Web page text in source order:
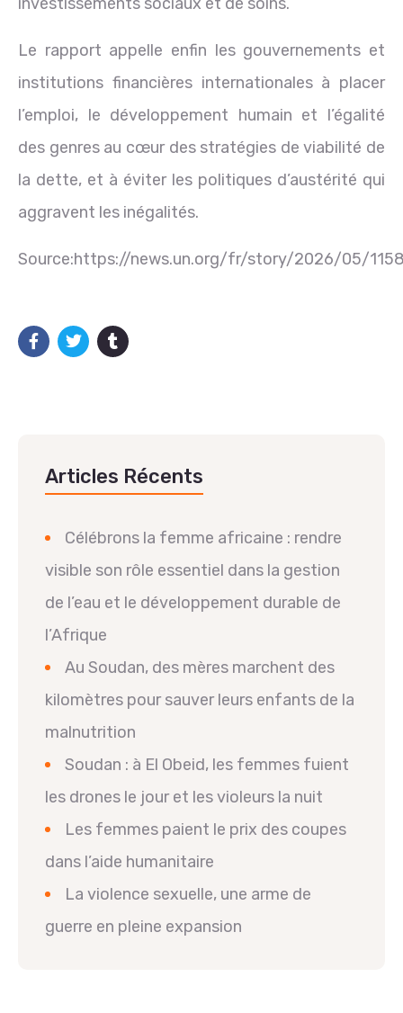
Le rapport appelle enfin les gouvernements et
institutions financières internationales à placer
l’emploi, le développement humain et l’égalité
des genres au cœur des stratégies de viabilité de
la dette, et à éviter les politiques d’austérité qui
aggravent les inégalités.
Source:https://news.un.org/fr/story/2026/05/
Articles Récents
Célébrons la femme africaine : rendre
visible son rôle essentiel dans la gestion
de l’eau et le développement durable de
l’Afrique
Au Soudan, des mères marchent des
kilomètres pour sauver leurs enfants de la
malnutrition
Soudan : à El Obeid, les femmes fuient
les drones le jour et les violeurs la nuit
Les femmes paient le prix des coupes
dans l’aide humanitaire
La violence sexuelle, une arme de
guerre en pleine expansion